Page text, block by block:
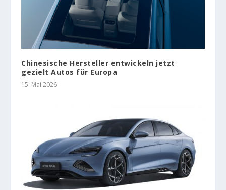
Chinesische Hersteller entwickeln jetzt
gezielt Autos für Europa
15. Mai 2026